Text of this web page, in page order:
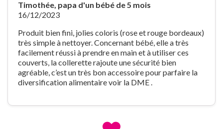
Timothée, papa d'un bébé de 5 mois
16/12/2023
Produit bien fini, jolies coloris (rose et rouge bordeaux)
très simple à nettoyer. Concernant bébé, elle a très
facilement réussi à prendre en main et à utiliser ces
couverts, la collerette rajoute une sécurité bien
agréable, c’est un très bon accessoire pour parfaire la
diversification alimentaire voir la DME .